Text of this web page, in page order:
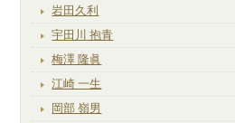
岩田久利
宇田川 抱青
梅澤 隆眞
江崎 一生
岡部 嶺男